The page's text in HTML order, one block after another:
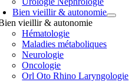
Bien vieillir & autonomie
vieillir & autonomie
Hématologie
Maladies métaboliques
Neurologie
Oncologie
Orl Oto Rhino Laryngologie